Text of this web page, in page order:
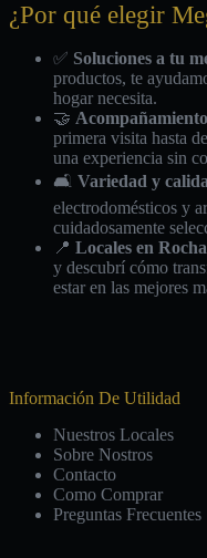
¿Por qué elegir
✅ Soluciones a tu
productos, te
hogar necesita.
🤝
primera visita hasta
una experiencia sin
🛋️ Variedad y
electrodomésticos y
cuidadosamente
📍 Locales en
y descubrí cómo
estar en las mejores
Información De Utilidad
Nuestros Locales
Sobre Nostros
Contacto
Como Comprar
Preguntas Frecuentes